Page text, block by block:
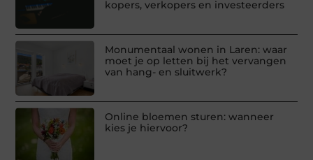
kopers, verkopers en investeerders
Monumentaal wonen in Laren: waar
moet je op letten bij het vervangen
van hang- en sluitwerk?
Online bloemen sturen: wanneer
kies je hiervoor?